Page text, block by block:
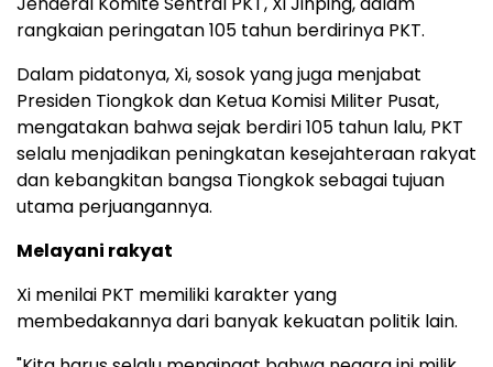
rangkaian peringatan 105 tahun berdirinya PKT.
Dalam pidatonya, Xi, sosok yang juga menjabat
Presiden Tiongkok dan Ketua Komisi Militer Pusat,
mengatakan bahwa sejak berdiri 105 tahun lalu, PKT
selalu menjadikan peningkatan kesejahteraan rakyat
dan kebangkitan bangsa Tiongkok sebagai tujuan
utama perjuangannya.
Melayani rakyat
Xi menilai PKT memiliki karakter yang
membedakannya dari banyak kekuatan politik lain.